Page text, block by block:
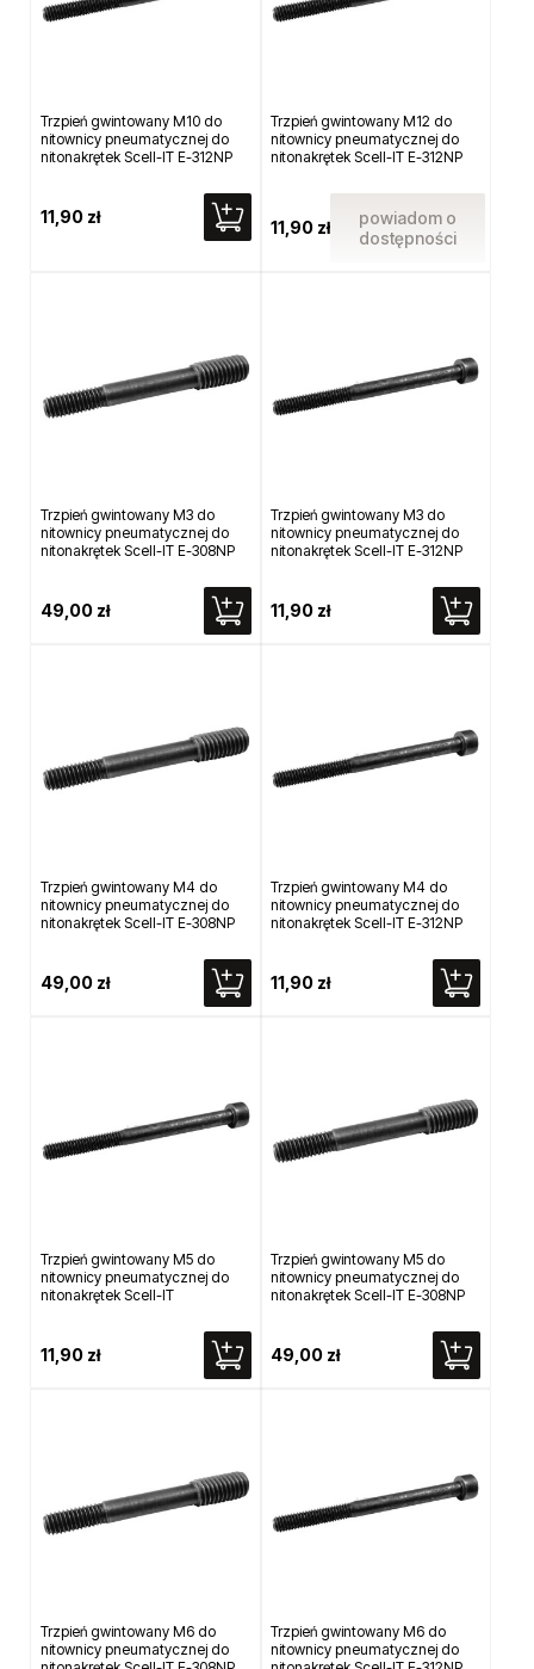
Trzpień gwintowany M10 do
nitownicy pneumatycznej do
nitonakrętek Scell-IT E-312NP
11,90 zł
Trzpień gwintowany M12 do
nitownicy pneumatycznej do
nitonakrętek Scell-IT E-312NP
11,90 zł
powiadom o
dostępności
Trzpień gwintowany M3 do
nitownicy pneumatycznej do
nitonakrętek Scell-IT E-308NP
49,00 zł
Trzpień gwintowany M3 do
nitownicy pneumatycznej do
nitonakrętek Scell-IT E-312NP
11,90 zł
Trzpień gwintowany M4 do
nitownicy pneumatycznej do
nitonakrętek Scell-IT E-308NP
49,00 zł
Trzpień gwintowany M4 do
nitownicy pneumatycznej do
nitonakrętek Scell-IT E-312NP
11,90 zł
Trzpień gwintowany M5 do
nitownicy pneumatycznej do
nitonakrętek Scell-IT
11,90 zł
Trzpień gwintowany M5 do
nitownicy pneumatycznej do
nitonakrętek Scell-IT E-308NP
49,00 zł
Trzpień gwintowany M6 do
nitownicy pneumatycznej do
Trzpień gwintowany M6 do
nitownicy pneumatycznej do